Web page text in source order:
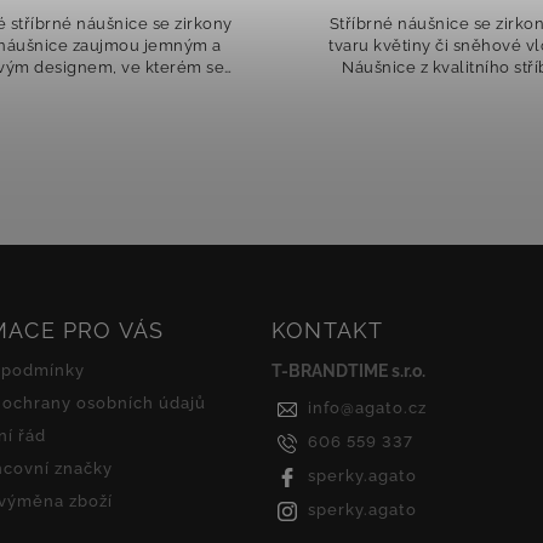
stříbrné náušnice se zirkony
zaujmou jemným a
designem, ve kterém se
Stříbrné náušnice se
tvaru květiny či sněhové
Náušnice z kvalitního
PRO VÁS
osobních údajů
řád
značky
zboží
KONTAKT
T-BRANDTIME s.r.o.
info @agato.cz
606 559 337
sperky.agato
sperky.agato